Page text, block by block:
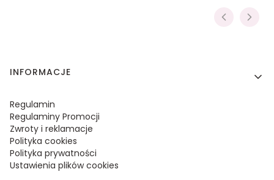
Linki w stopce
INFORMACJE
Regulamin
Regulaminy Promocji
Zwroty i reklamacje
Polityka cookies
Polityka prywatności
Ustawienia plików cookies